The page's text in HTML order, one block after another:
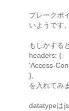
プレークポ
いようです。
もしかする
headers: {
'Access-
},
を入れてみ
datatypeは